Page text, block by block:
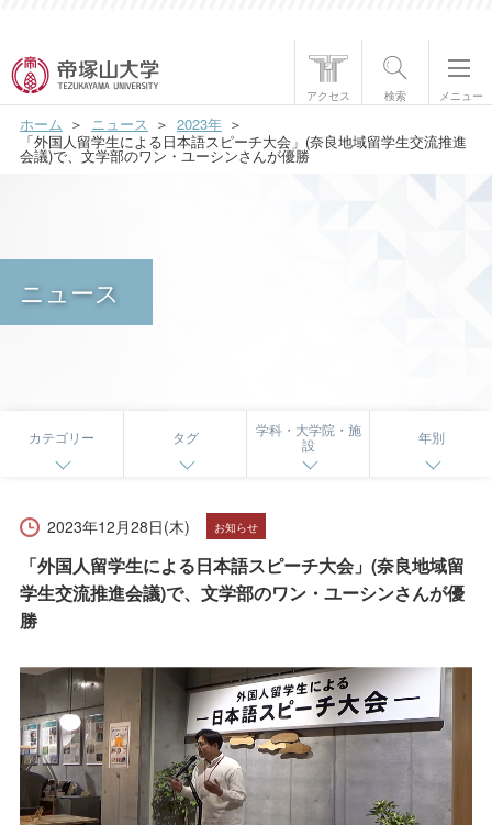
アクセス 検索 メニュー
帝塚山大学について
学部・大学院
研究・社会貢献
保護者の方へ 卒業生の方へ
資料請求 お問い合わせ
ホーム ニュース
2023年
「外国人留学生による日本語スピーチ大会」(奈良地域留学生交流推進
会議)で、文学部のワン・ユーシンさんが優勝
ニュース
カテゴリー タグ
学科・大学院・施
設
年別
2023年12月28日(木) お知らせ
「外国人留学生による日本語スピーチ大会」(奈良地域留
学生交流推進会議)で、文学部のワン・ユーシンさんが優
勝